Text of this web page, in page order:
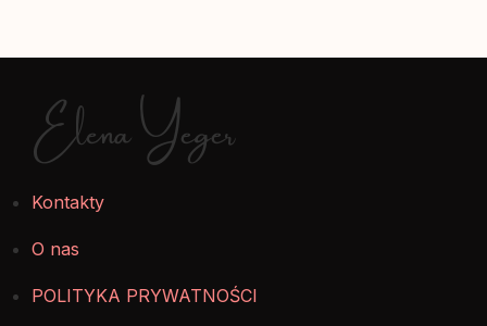
Elena Yeger
Kontakty
O nas
POLITYKA PRYWATNOŚCI